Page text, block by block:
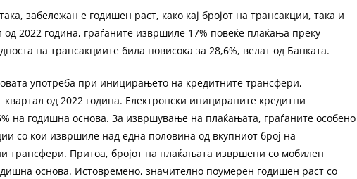
забележан е годишен раст, како кај бројот на трансакции, така и
од 2022 година, граѓаните извршиле 17% повеќе плаќања преку
на трансакциите била повисока за 28,6%, велат од Банката.
употреба при иницирањето на кредитните трансфери,
од 2022 година. Електронски иницираните кредитни
на годишна основа. За извршување на плаќањата, граѓаните особено
со кои извршиле над една половина од вкупниот број на
трансфери. Притоа, бројот на плаќањата извршени со мобилен
основа. Истовремено, значително поумерен годишен раст со